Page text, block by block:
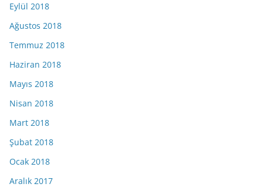
Eylül 2018
Ağustos 2018
Temmuz 2018
Haziran 2018
Mayıs 2018
Nisan 2018
Mart 2018
Şubat 2018
Ocak 2018
Aralık 2017